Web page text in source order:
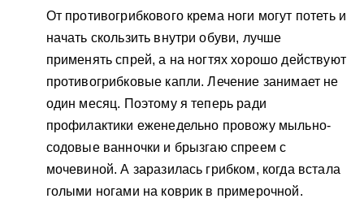
От противогрибкового крема ноги могут потеть и
начать скользить внутри обуви, лучше
применять спрей, а на ногтях хорошо действуют
противогрибковые капли. Лечение занимает не
один месяц. Поэтому я теперь ради
профилактики еженедельно провожу мыльно-
содовые ванночки и брызгаю спреем с
мочевиной. А заразилась грибком, когда встала
голыми ногами на коврик в примерочной.